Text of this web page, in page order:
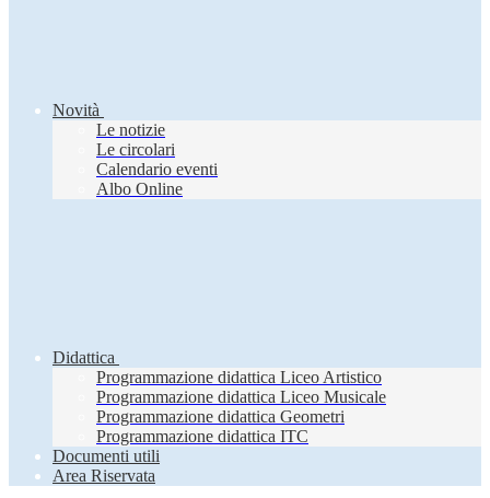
Novità
Le notizie
Le circolari
Calendario eventi
Albo Online
Didattica
Programmazione didattica Liceo Artistico
Programmazione didattica Liceo Musicale
Programmazione didattica Geometri
Programmazione didattica ITC
Documenti utili
Area Riservata